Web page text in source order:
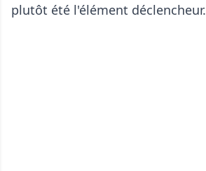
plutôt été l'élément déclencheur.